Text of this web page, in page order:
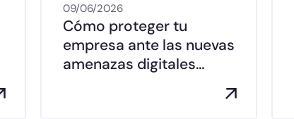
09/06/2026
Cómo proteger tu
empresa ante las nuevas
amenazas digitales…